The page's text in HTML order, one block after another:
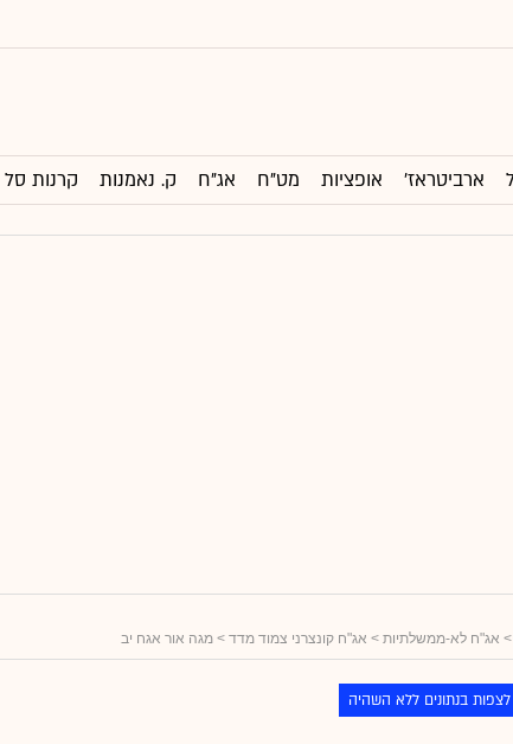
ארביטראז' אופציות מט"ח אג"ח ק. נאמנות קרנות סל
> אג"ח לא-ממשלתיות > אג"ח קונצרני צמוד מדד > מגה אור אגח יב
לצפות בנתונים ללא השהיה